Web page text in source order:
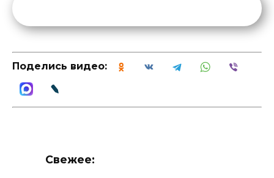
Поделись видео:
Свежее: